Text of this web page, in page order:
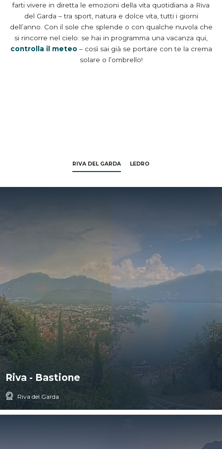
farti vivere in diretta le emozioni della vita quotidiana a Riva
del Garda – tra sport, natura e dolce vita, tutti i giorni
dell’anno. Con il sole che splende o con qualche nuvola che
si rincorre nel cielo: se hai in programma una vacanza qui,
controlla il meteo – così sai già se portare con te la crema
solare o l’ombrello!
RIVA DEL GARDA LEDRO
Riva - Bastione
Riva del Garda